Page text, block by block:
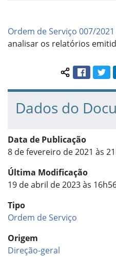
Ordem de Serviço 007/2021
analisar os relatórios
Facebook
Dados do
Data de Publicação
8 de fevereiro de 2021 às
Última Modificação
19 de abril de 2023 às
Tipo
Ordem de Serviço
Origem
Direção-geral